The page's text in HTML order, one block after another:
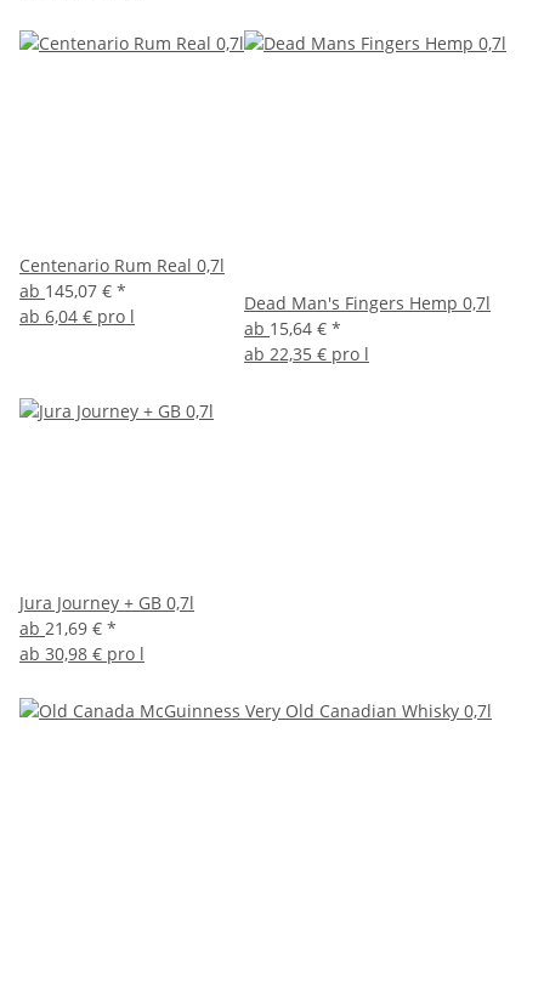
Centenario Rum Real 0,7l
ab 145,07 € *
ab 6,04 € pro l
Dead Man's Fingers Hemp 0,7l
ab 15,64 € *
ab 22,35 € pro l
Jura Journey + GB 0,7l
ab 21,69 € *
ab 30,98 € pro l